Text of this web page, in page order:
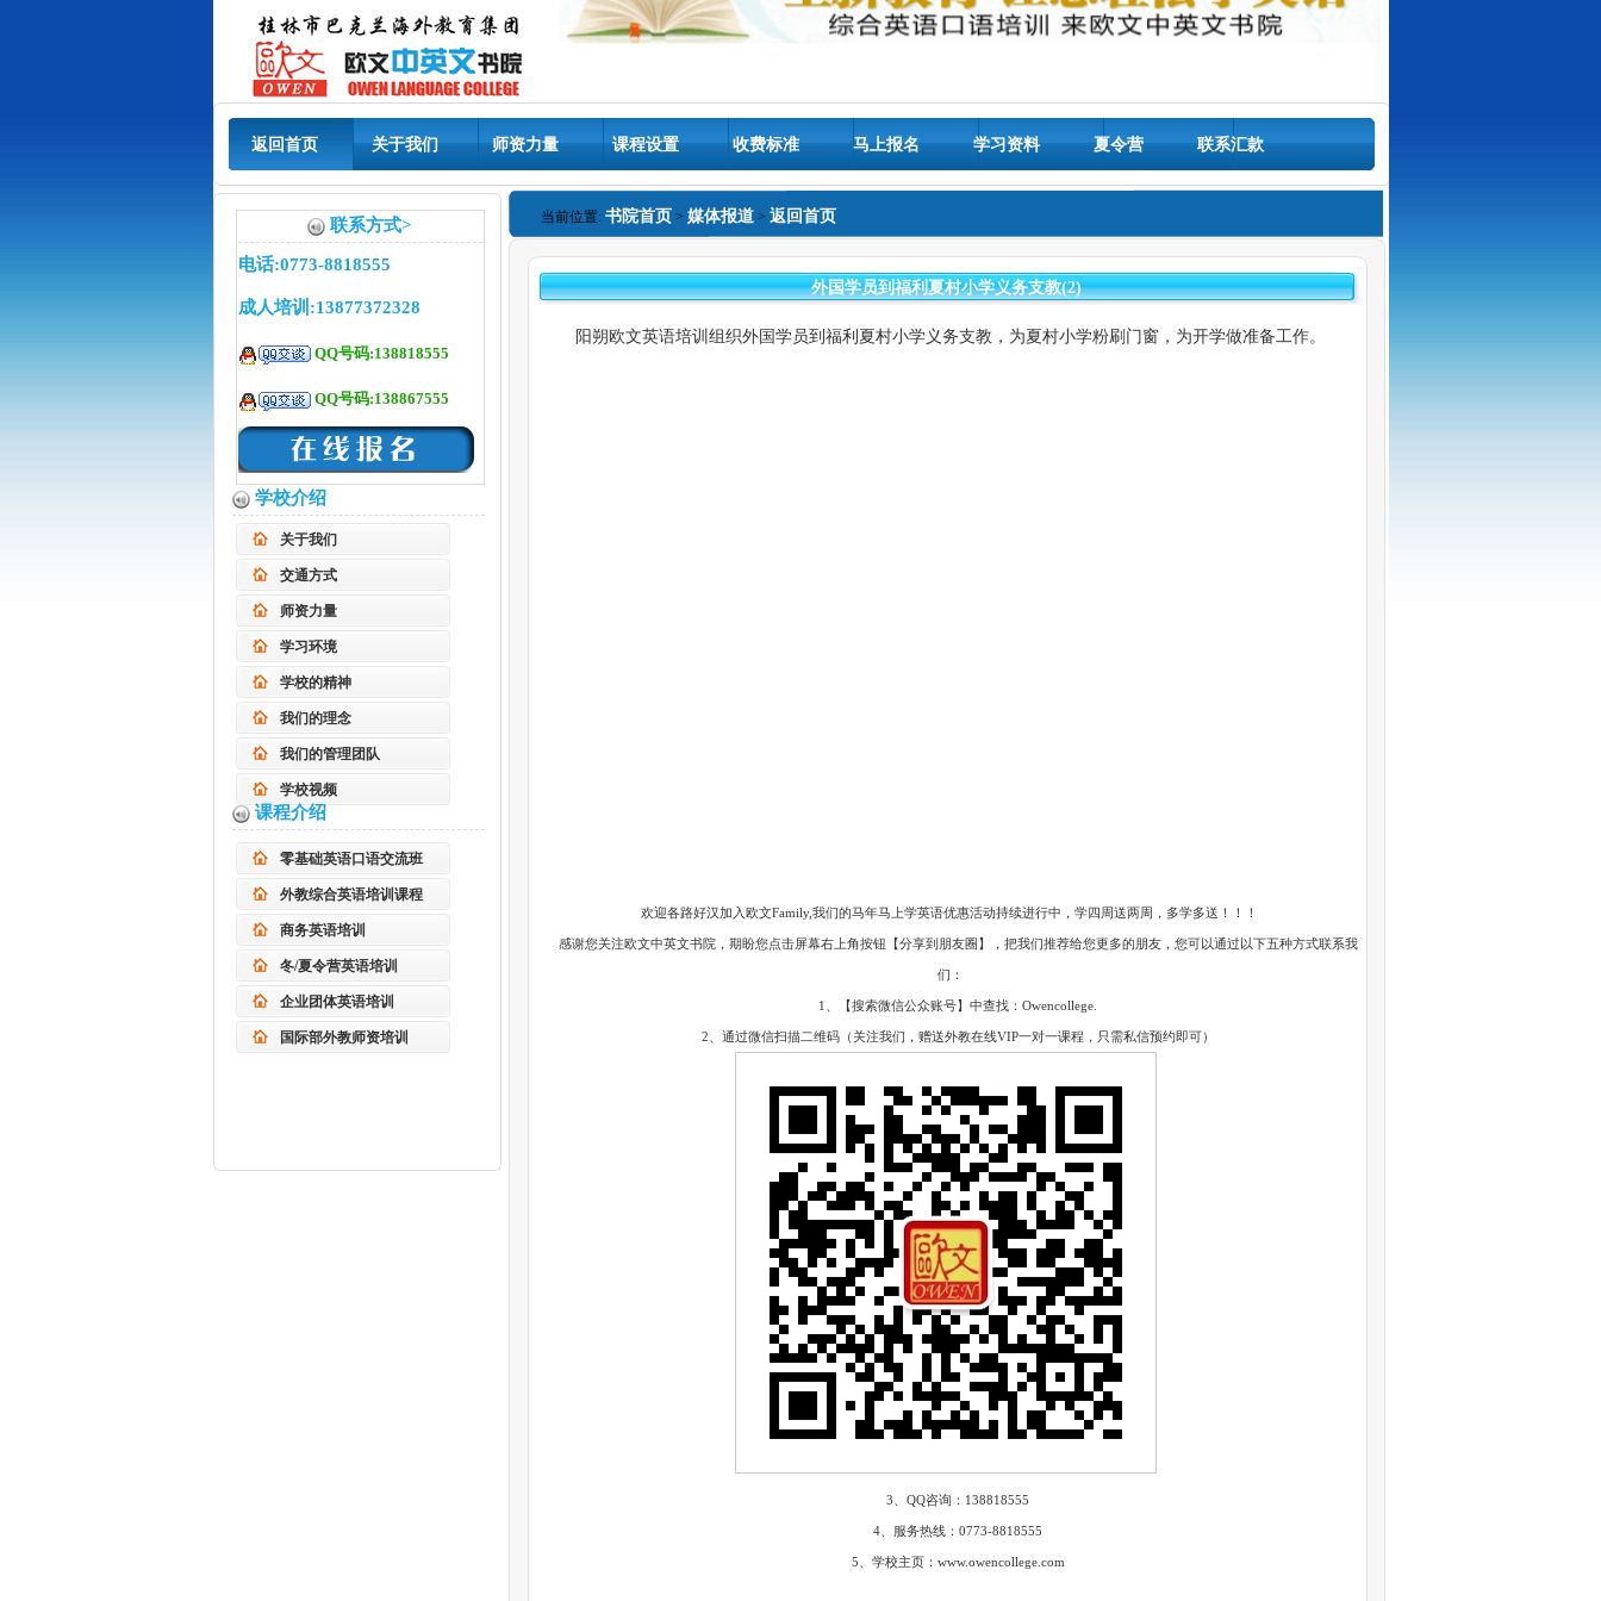
返回首页 关于我们 师资力量 课程设置 收费标准 马上报名 学习资料 夏令营 联系汇款
当前位置: 书院首页 > 媒体报道> 返回首页
外国学员到福利夏村小学义务支教(2)
阳朔欧文英语培训组织外国学员到福利夏村小学义务支教，为夏村小学粉刷门窗，为开学做准备工作。
欢迎各路好汉加入欧文Family,我们的马年马上学英语优惠活动持续进行中，学四周送两周，多学多送！！！
感谢您关注欧文中英文书院，期盼您点击屏幕右上角按钮【分享到朋友圈】，把我们推荐给您更多的朋友，您可以通过以下五种方式联系我
们：
1、【搜索微信公众账号】中查找：Owencollege.
2、通过微信扫描二维码（关注我们，赠送外教在线VIP一对一课程，只需私信预约即可）
3、QQ咨询：138818555
4、服务热线：0773-8818555
5、学校主页：www.owencollege.com
联系方式>
电话:0773-8818555
成人培训:13877372328
QQ号码:138818555
QQ号码:138867555
学校介绍
关于我们
交通方式
师资力量
学习环境
学校的精神
我们的理念
我们的管理团队
学校视频
课程介绍
零基础英语口语交流班
外教综合英语培训课程
商务英语培训
冬/夏令营英语培训
企业团体英语培训
国际部外教师资培训